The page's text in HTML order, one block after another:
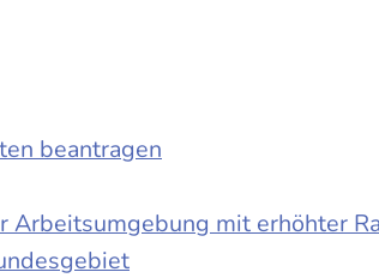
beantragen
mit erhöhter